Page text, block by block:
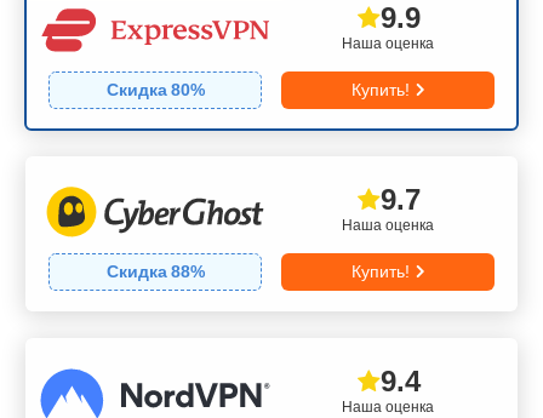
Наша оценка
9.9
Скидка 80% Купить!
Наша оценка
9.7
Скидка 88% Купить!
Наша оценка
9.4